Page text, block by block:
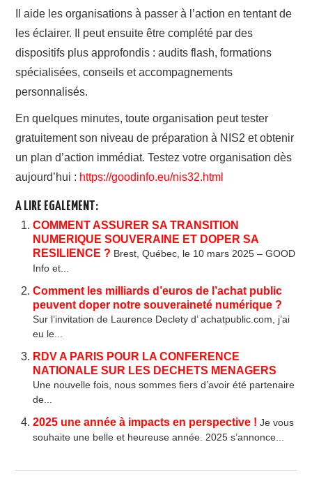
Il aide les organisations à passer à l’action en tentant de
les éclairer. Il peut ensuite être complété par des
dispositifs plus approfondis : audits flash, formations
spécialisées, conseils et accompagnements
personnalisés.
En quelques minutes, toute organisation peut tester
gratuitement son niveau de préparation à NIS2 et obtenir
un plan d’action immédiat. Testez votre organisation dès
aujourd’hui : https://goodinfo.eu/nis32.html
A LIRE EGALEMENT:
COMMENT ASSURER SA TRANSITION
NUMERIQUE SOUVERAINE ET DOPER SA
RESILIENCE ? Brest, Québec, le 10 mars 2025 – GOOD
Info et...
Comment les milliards d’euros de l’achat public
peuvent doper notre souveraineté numérique ?
Sur l’invitation de Laurence Declety d’ achatpublic.com, j’ai
eu le...
RDV A PARIS POUR LA CONFERENCE
NATIONALE SUR LES DECHETS MENAGERS
Une nouvelle fois, nous sommes fiers d’avoir été partenaire
de...
2025 une année à impacts en perspective ! Je vous
souhaite une belle et heureuse année. 2025 s’annonce...